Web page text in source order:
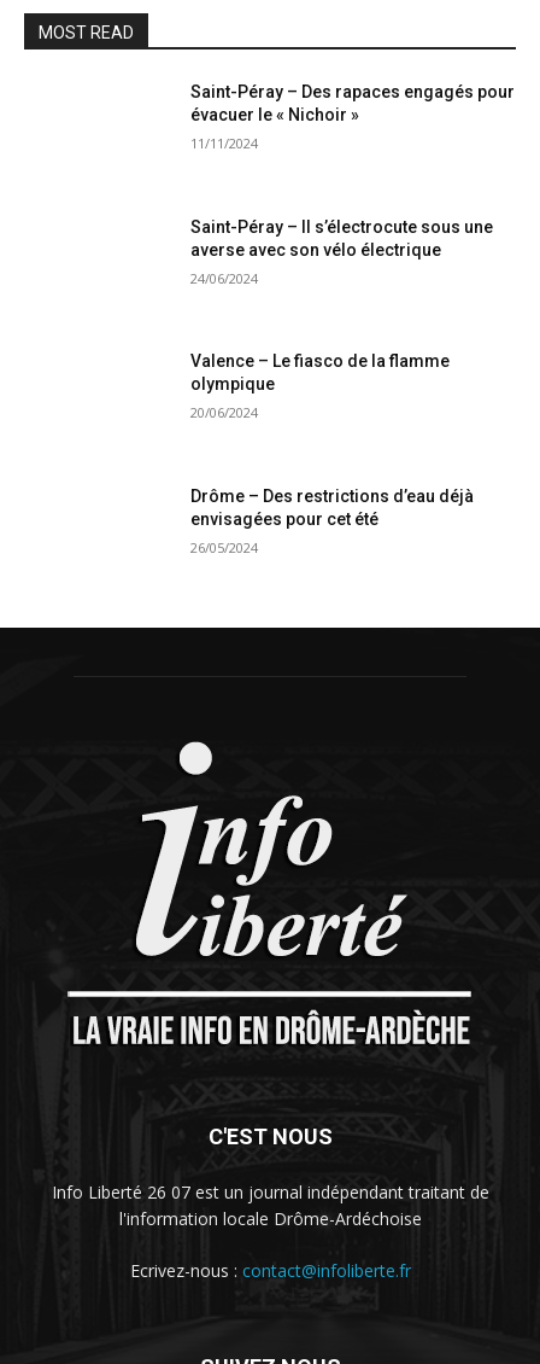
MOST READ
Saint-Péray – Des rapaces engagés pour
évacuer le « Nichoir »
11/11/2024
Saint-Péray – Il s’électrocute sous une
averse avec son vélo électrique
24/06/2024
Valence – Le fiasco de la flamme
olympique
20/06/2024
Drôme – Des restrictions d’eau déjà
envisagées pour cet été
26/05/2024
C'EST NOUS
Info Liberté 26 07 est un journal indépendant traitant de
l'information locale Drôme-Ardéchoise
Ecrivez-nous : contact@infoliberte.fr